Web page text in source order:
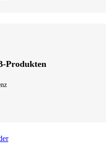
Produkten
XC (Cross-Country):